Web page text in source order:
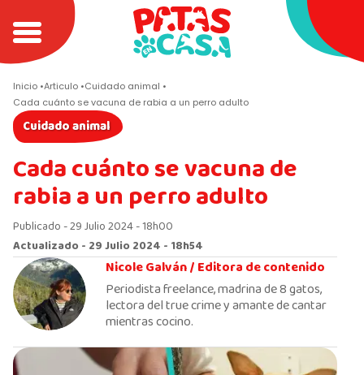
Inicio Articulo Cuidado animal
Cada cuánto se vacuna de rabia a un perro adulto
Cuidado animal
Cada cuánto se vacuna de
rabia a un perro adulto
Publicado - 29 Julio 2024 - 18h00
Actualizado - 29 Julio 2024 - 18h54
Nicole Galván /Editora de contenido
Periodista freelance, madrina de 8 gatos,
lectora del true crime y amante de cantar
mientras cocino.